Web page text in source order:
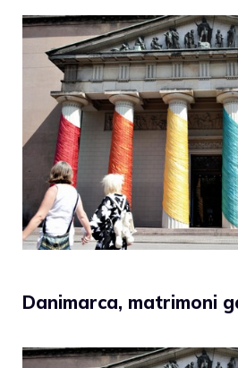
Danimarca, matrimoni